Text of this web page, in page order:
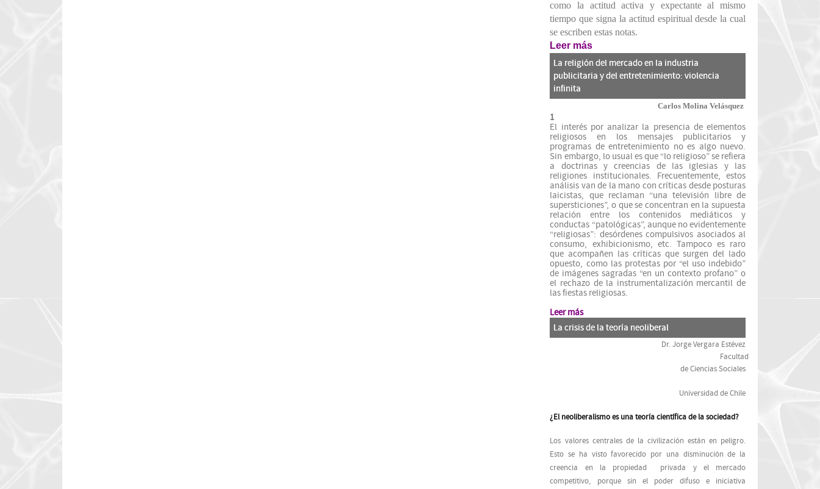
como la actitud activa y expectante al mismo
tiempo que signa la actitud espiritual desde la cual
se escriben estas notas.
Leer más
La religión del mercado en la industria
publicitaria y del entretenimiento: violencia
infinita
Carlos Molina Velásquez
1
El interés por analizar la presencia de elementos
religiosos en los mensajes publicitarios y
programas de entretenimiento no es algo nuevo.
Sin embargo, lo usual es que “lo religioso” se refiera
a doctrinas y creencias de las iglesias y las
religiones institucionales. Frecuentemente, estos
análisis van de la mano con críticas desde posturas
laicistas, que reclaman “una televisión libre de
supersticiones”, o que se concentran en la supuesta
relación entre los contenidos mediáticos y
conductas “patológicas”, aunque no evidentemente
“religiosas”: desórdenes compulsivos asociados al
consumo, exhibicionismo, etc. Tampoco es raro
que acompañen las críticas que surgen del lado
opuesto, como las protestas por “el uso indebido”
de imágenes sagradas “en un contexto profano” o
el rechazo de la instrumentalización mercantil de
las fiestas religiosas.
Leer más
La crisis de la teoría neoliberal
Dr. Jorge Vergara Estévez
Facultad
de Ciencias Sociales
Universidad de Chile
¿El neoliberalismo es una teoría científica de la sociedad?
Los valores centrales de la civilización están en peligro.
Esto se ha visto favorecido por una disminución de la
creencia en la propiedad privada y el mercado
competitivo, porque sin el poder difuso e iniciativa